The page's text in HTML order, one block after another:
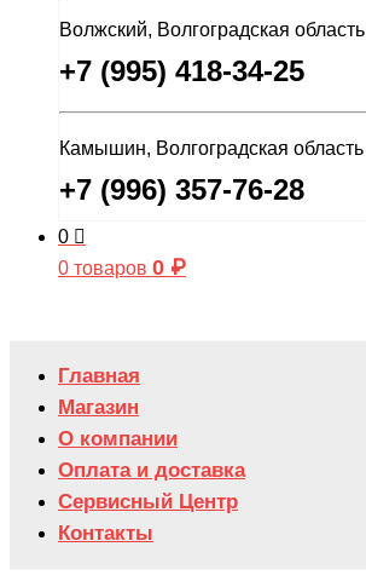
Волжский, Волгоградская область
+7 (995) 418-34-25
Камышин, Волгоградская область
+7 (996) 357-76-28
0
0 товаров 0 ₽
Главная
Магазин
О компании
Оплата и доставка
Сервисный Центр
Контакты